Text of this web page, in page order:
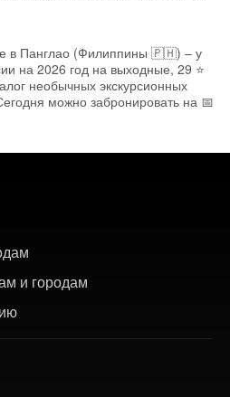
в Панглао (Филиппины 🇵🇭) – у
на 2026 год на выходные, 29 ⭐
необычных экскурсионных
можно забронировать на 📅
и городам